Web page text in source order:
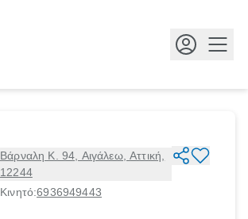
Βάρναλη Κ. 94, Αιγάλεω, Αττική,
12244
Κινητό:6936949443